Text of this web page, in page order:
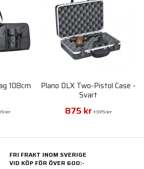
108cm
kr
Plano DLX Two-Pistol Case -
Svart
875 kr 1 375 kr
FRI FRAKT INOM SVERIGE
VID KÖP FÖR ÖVER 600:-